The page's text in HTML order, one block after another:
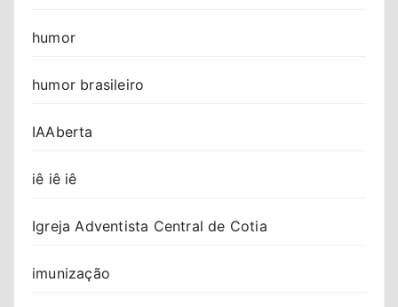
humor
humor brasileiro
IAAberta
iê iê iê
Igreja Adventista Central de Cotia
imunização